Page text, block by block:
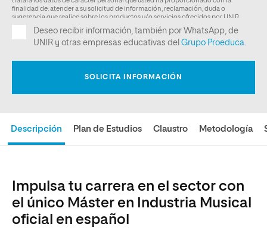
Descripción Plan de Estudios Claustro Metodología
Impulsa tu carrera en el sector con
el único Máster en Industria Musical
oficial en español